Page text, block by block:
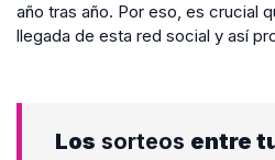
año tras año. Por eso, es crucial
llegada de esta red social y así
Los sorteos entre